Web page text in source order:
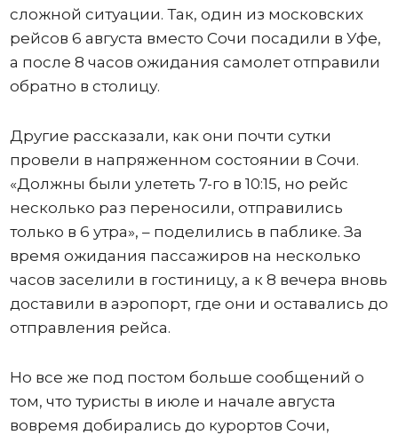
сложной ситуации. Так, один из московских
рейсов 6 августа вместо Сочи посадили в Уфе,
а после 8 часов ожидания самолет отправили
обратно в столицу.
Другие рассказали, как они почти сутки
провели в напряженном состоянии в Сочи.
«Должны были улететь 7-го в 10:15, но рейс
несколько раз переносили, отправились
только в 6 утра», – поделились в паблике. За
время ожидания пассажиров на несколько
часов заселили в гостиницу, а к 8 вечера вновь
доставили в аэропорт, где они и оставались до
отправления рейса.
Но все же под постом больше сообщений о
том, что туристы в июле и начале августа
вовремя добирались до курортов Сочи,